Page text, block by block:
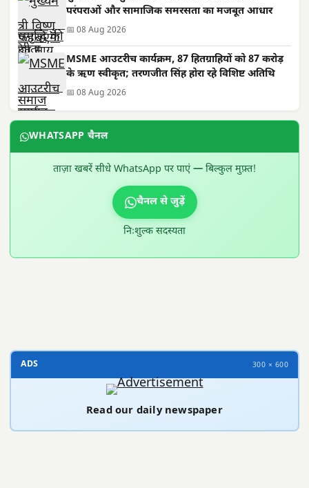
परंपराओं और सामाजिक समरसता का मजबूत आधार
📅 08 Aug 2026
MSME आउटरीच कार्यक्रम, 87 हितग्राहियों को 87 करोड़
के ऋण स्वीकृत; तरणजीत सिंह होरा रहे विशिष्ट अतिथि
📅 08 Aug 2026
WHATSAPP चैनल
ताज़ा खबरें सीधे WhatsApp पर पाएं — बिल्कुल मुफ़्त!
चैनल से जुड़ें
निःशुल्क सदस्यता
ADS 300 × 600
Read our daily newspaper